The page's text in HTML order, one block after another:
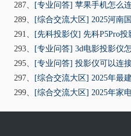
287、
[专业问答] 苹果手机怎么
289、
[综合交流大区] 2025河南
291、
[先科投影仪] 先科P5Pro
293、
[专业问答] 3d电影投影仪
295、
[专业问答] 投影仪可以连
297、
[综合交流大区] 2025年最
299、
[综合交流大区] 2025年家